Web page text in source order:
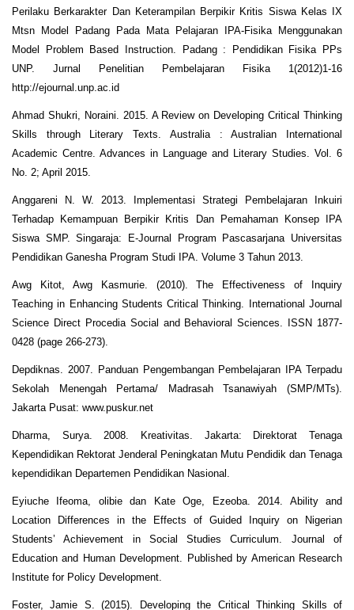
Perilaku Berkarakter Dan Keterampilan Berpikir Kritis Siswa Kelas IX
Mtsn Model Padang Pada Mata Pelajaran IPA-Fisika Menggunakan
Model Problem Based Instruction. Padang : Pendidikan Fisika PPs
UNP. Jurnal Penelitian Pembelajaran Fisika 1(2012)1-16
http://ejournal.unp.ac.id
Ahmad Shukri, Noraini. 2015. A Review on Developing Critical Thinking
Skills through Literary Texts. Australia : Australian International
Academic Centre. Advances in Language and Literary Studies. Vol. 6
No. 2; April 2015.
Anggareni N. W. 2013. Implementasi Strategi Pembelajaran Inkuiri
Terhadap Kemampuan Berpikir Kritis Dan Pemahaman Konsep IPA
Siswa SMP. Singaraja: E-Journal Program Pascasarjana Universitas
Pendidikan Ganesha Program Studi IPA. Volume 3 Tahun 2013.
Awg Kitot, Awg Kasmurie. (2010). The Effectiveness of Inquiry
Teaching in Enhancing Students Critical Thinking. International Journal
Science Direct Procedia Social and Behavioral Sciences. ISSN 1877-
0428 (page 266-273).
Depdiknas. 2007. Panduan Pengembangan Pembelajaran IPA Terpadu
Sekolah Menengah Pertama/ Madrasah Tsanawiyah (SMP/MTs).
Jakarta Pusat: www.puskur.net
Dharma, Surya. 2008. Kreativitas. Jakarta: Direktorat Tenaga
Kependidikan Rektorat Jenderal Peningkatan Mutu Pendidik dan Tenaga
kependidikan Departemen Pendidikan Nasional.
Eyiuche Ifeoma, olibie dan Kate Oge, Ezeoba. 2014. Ability and
Location Differences in the Effects of Guided Inquiry on Nigerian
Students’ Achievement in Social Studies Curriculum. Journal of
Education and Human Development. Published by American Research
Institute for Policy Development.
Foster, Jamie S. (2015). Developing the Critical Thinking Skills of